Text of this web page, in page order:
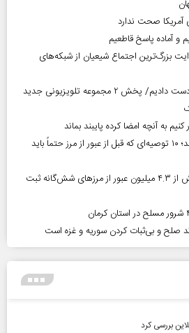
آمریکا صحت ندارد
آماده پاسخ قاطعیم
صدا؛ روایت بزرگ‌ترین اجتماع شیعیان از شبکه‌های
هنرمند منحصر‌به‌فردی را از دست دادیم/ پخش ۲ مجموعه تلویزیونی جدید
به آنچه امضا کرده پایبند بماند
بازگشت زائران اربعین آغاز شد؛ ۱۰ توصیه‌ای که قبل از عبور از مرز حتماً باید
رکورد تردد زائران اربعین؛ بیش از ۴.۳ میلیون عبور از مرزهای شش‌گانه ثبت
صلح و بی‌ثبات کردن سوریه و غزه است
بررسی کرد